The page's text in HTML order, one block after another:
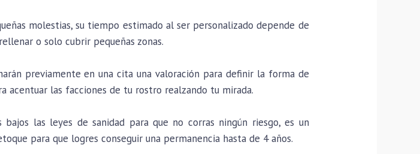
molestias, su tiempo estimado al ser personalizado depende de
o solo cubrir pequeñas zonas.
previamente en una cita una valoración para definir la forma de
acentuar las facciones de tu rostro realzando tu mirada.
las leyes de sanidad para que no corras ningún riesgo, es un
para que logres conseguir una permanencia hasta de 4 años.